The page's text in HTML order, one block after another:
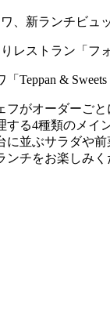
レストラン「フ
がオーダーご
る4種類のメ
並ぶサラダや
チをお楽しみく